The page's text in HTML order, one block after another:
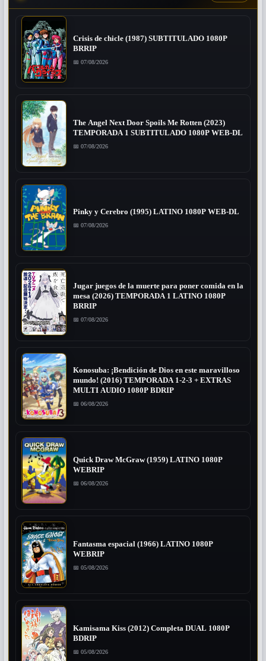
Crisis de chicle (1987) SUBTITULADO 1080P
BRRIP
📅 07/08/2026
The Angel Next Door Spoils Me Rotten (2023)
TEMPORADA 1 SUBTITULADO 1080P WEB-DL
📅 07/08/2026
Pinky y Cerebro (1995) LATINO 1080P WEB-DL
📅 07/08/2026
Jugar juegos de la muerte para poner comida en la
mesa (2026) TEMPORADA 1 LATINO 1080P
BRRIP
📅 07/08/2026
Konosuba: ¡Bendición de Dios en este maravilloso
mundo! (2016) TEMPORADA 1-2-3 + EXTRAS
MULTI AUDIO 1080P BDRIP
📅 06/08/2026
Quick Draw McGraw (1959) LATINO 1080P
WEBRIP
📅 06/08/2026
Fantasma espacial (1966) LATINO 1080P
WEBRIP
📅 05/08/2026
Kamisama Kiss (2012) Completa DUAL 1080P
BDRIP
📅 05/08/2026